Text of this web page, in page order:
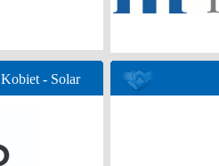
- Solar